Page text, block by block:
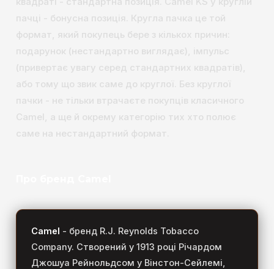
пачці - бонусна позиція. Кругла пачка це той
формат, який покупець бере з кількох причин:
подарунок (нестандартно виглядає), імпульс
(привертає увагу серед стандартних квадратів),
або тому що звик саме до круглої. Без круглої
пачки - не тільки втрачаєте покупців класичного
Camel, а ще й окрему категорію тих хто полює
саме на нестандартний формат.
Camel - бренд R.J. Reynolds Tobacco
Company. Створений у 1913 році Річардом
Джошуа Рейнольдсом у Вінстон-Сейлемі,